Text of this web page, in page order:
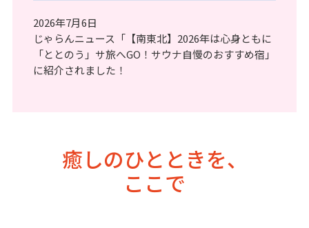
2026年7月6日
じゃらんニュース「【南東北】2026年は心身ともに
「ととのう」サ旅へGO！サウナ自慢のおすすめ宿」
に紹介されました！
癒しのひとときを、
ここで